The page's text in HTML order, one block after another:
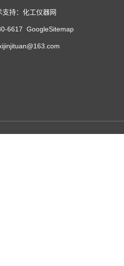
支持：化工仪器网
6617 GoogleSitemap